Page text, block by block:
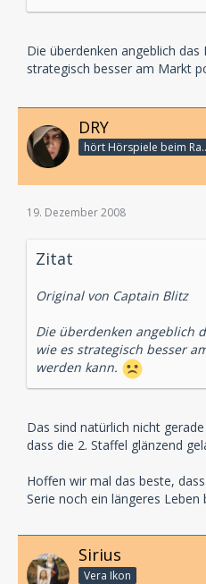
Die überdenken angeblich
strategisch besser am Markt
DRY
hört
19. Dezember 2008
Zitat
Original von Captain Blitz
Die überdenken angeblich
wie es strategisch besser
werden kann.
Das sind natürlich nicht
dass die 2. Staffel glänzend
Hoffen wir mal das beste,
Serie noch ein längeres Leben
Sirius
Vera Ikon